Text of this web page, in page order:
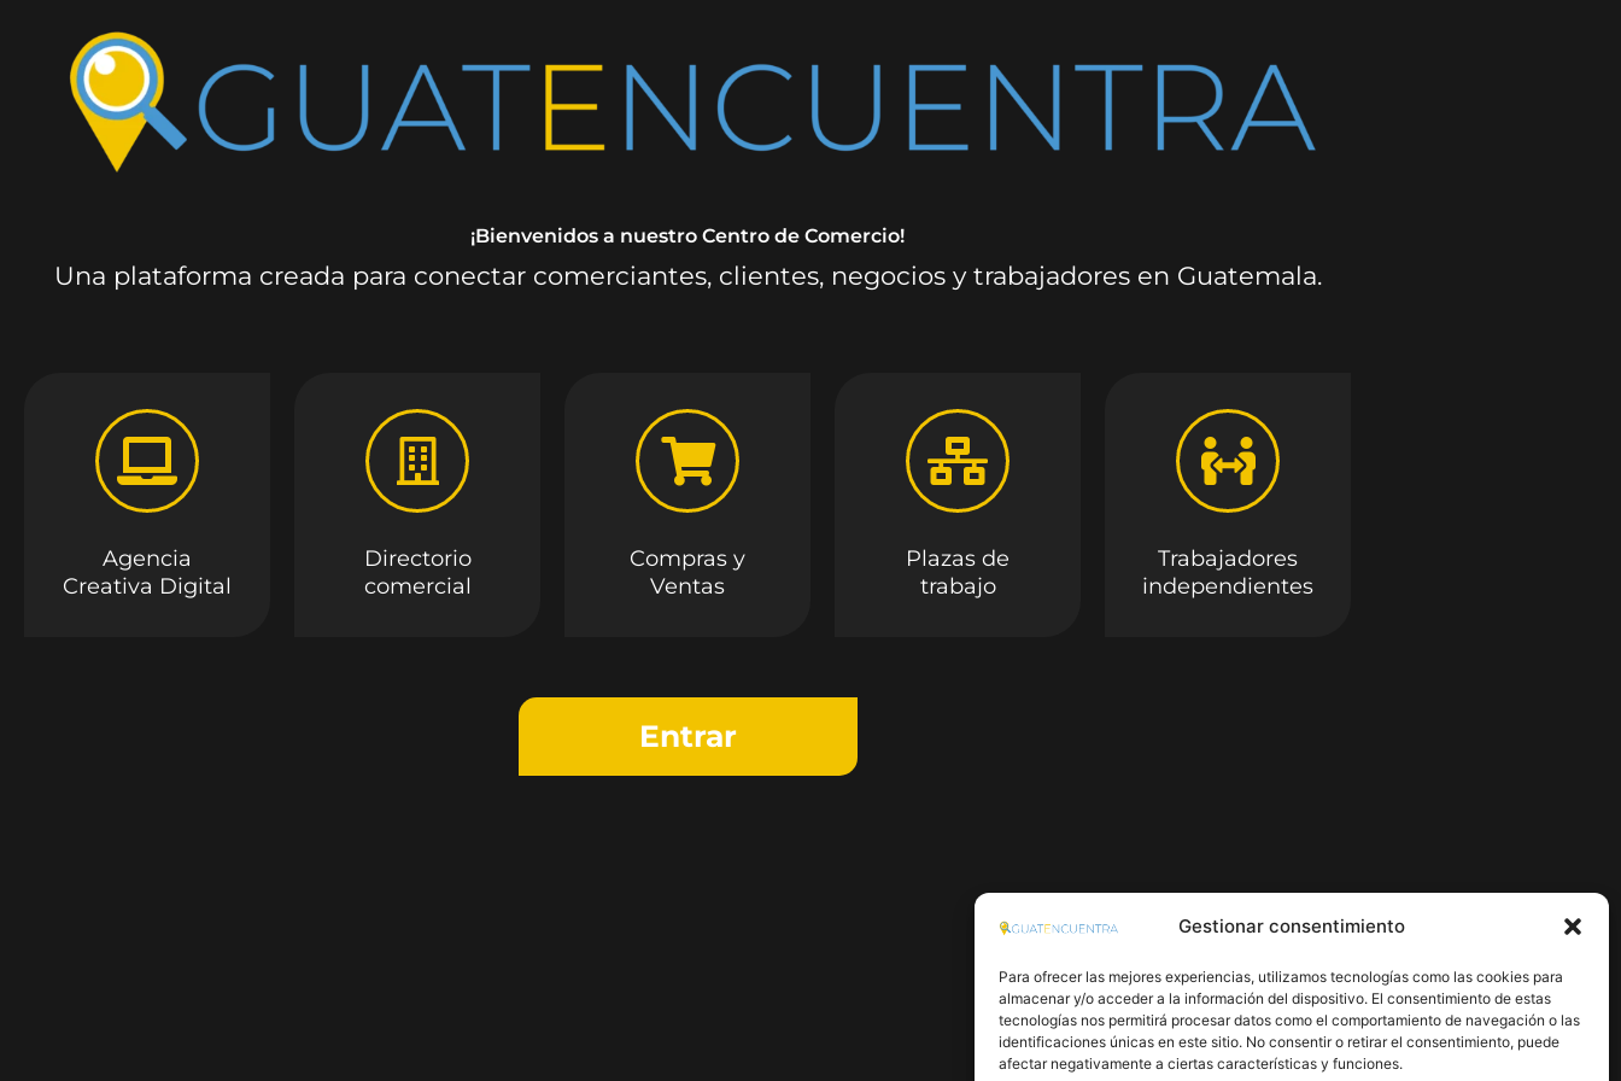
Gestionar consentimiento
Para ofrecer las mejores experiencias, utilizamos tecnologías como las cookies para
almacenar y/o acceder a la información del dispositivo. El consentimiento de estas
tecnologías nos permitirá procesar datos como el comportamiento de navegación o las
identificaciones únicas en este sitio. No consentir o retirar el consentimiento, puede
afectar negativamente a ciertas características y funciones.
¡Bienvenidos a nuestro Centro de Comercio!
Una plataforma creada para conectar comerciantes, clientes, negocios y trabajadores en Guatemala.
Agencia
Creativa Digital
Directorio
comercial
Compras y
Ventas
Plazas de
trabajo
Trabajadores
independientes
Entrar